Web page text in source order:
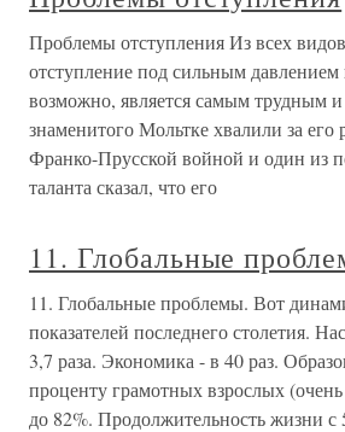
Проблемы отступления Из всех
отступление под сильным давлением
возможно, является самым трудным
знаменитого Мольтке хвалили за его
Франко-Прусской войной и один из
таланта сказал, что его
11. Глобальные
11. Глобальные проблемы. Вот
показателей последнего столетия.
3,7 раза. Экономика - в 40 раз.
проценту грамотных взрослых
до 82%. Продолжительность жизни с